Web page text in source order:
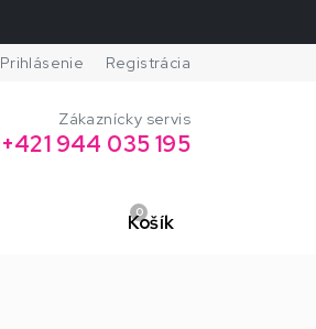
Prihlásenie Registrácia
Zákaznícky servis
+421 944 035 195
0
Košík